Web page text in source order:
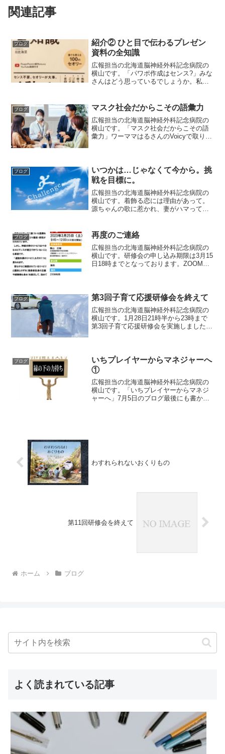
関連記事
ブログ
紹介② ひと目で伝わるプレゼン
資料の全知識
広報担当の北海道脳神経外科記念病院の
横山です。「パワポ作成はセンス?」みな
さんはどう思っているでしょうか。私は
が、振り返るとほぼ独学で使っており、
人のを真似したりしなが...
ブログ マスク社会だからこその語彙力
広報担当の北海道脳神経外科記念病院の
横山です。「マスク社会だからこその語
彙力」ワーママはるさんのVoicyで取り上
より医療者の表情が...
ブログ
いつかは…じゃなくて今から。挑
戦を目標に。
広報担当の北海道脳神経外科記念病院の
横山です。着飾る恋には理由があって。
源ちゃんの歌に惹かれ、妻がハマってい
か、は今からだから。成功よりも挑戦を
目標にしたい」先日のブロ...
ブログ 再度のご連絡
広報担当の北海道脳神経外科記念病院の
横山です。研修会の申し込み期限は3月15
日18時までとなっております。ZOOMの
会員の方は...
ブログ 第3回子育て応援研修会を終えて
広報担当の北海道脳神経外科記念病院の
横山です。1月28日21時半から23時まで
第3回子育て応援研修会を実施しました。
た。今回は、①北...
ブログ
いちプレイヤーからマネジャーへ
①
広報担当の北海道脳神経外科記念病院の
横山です。「いちプレイヤーからマネジ
ャーへ」7月5日のブログ最後にも書かせ
わすれられないおくりもの
第11回研修会を終えて
ホーム ブログ
よく読まれている記事